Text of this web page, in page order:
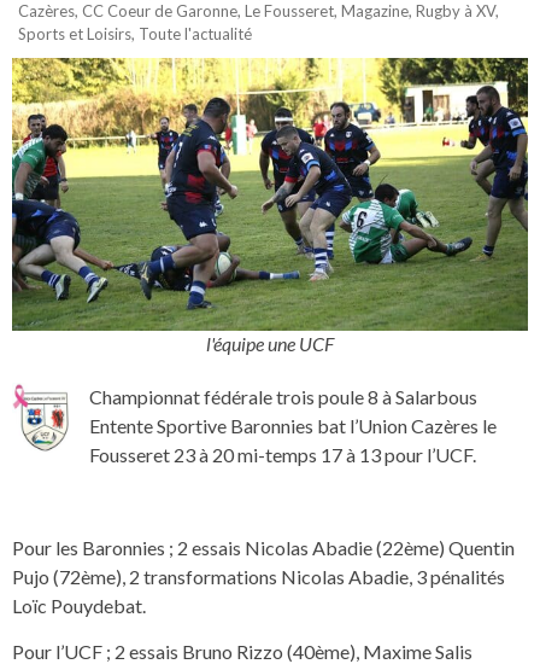
Cazères, CC Coeur de Garonne, Le Fousseret, Magazine, Rugby à XV,
Sports et Loisirs, Toute l'actualité
l'équipe une UCF
Championnat fédérale trois poule 8 à Salarbous
Entente Sportive Baronnies bat l’Union Cazères le
Fousseret 23 à 20 mi-temps 17 à 13 pour l’UCF.
Pour les Baronnies ; 2 essais Nicolas Abadie (22ème) Quentin
Pujo (72ème), 2 transformations Nicolas Abadie, 3 pénalités
Loïc Pouydebat.
Pour l’UCF ; 2 essais Bruno Rizzo (40ème), Maxime Salis